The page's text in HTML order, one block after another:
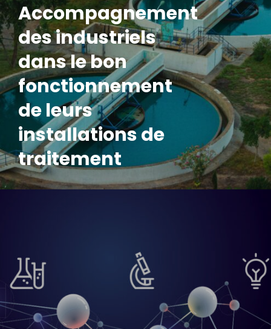
Accompagnement
des industriels
dans le bon
fonctionnement
de leurs
installations de
traitement